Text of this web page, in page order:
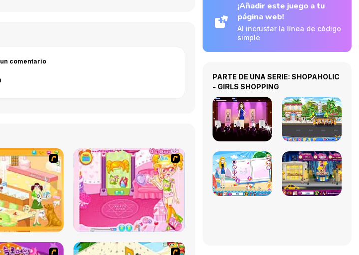
comentario
¡Añadir este juego a tu
página web!
Al incrustar la línea de código
simple
PARTE DE UNA SERIE: SHOPAHOLIC
- GIRLS SHOPPING